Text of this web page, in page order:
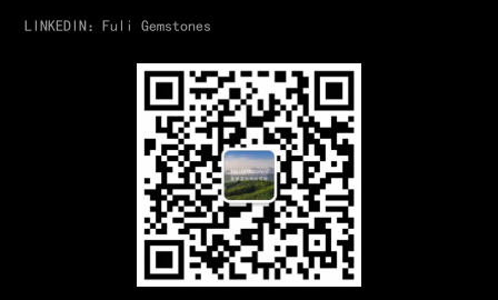
LINKEDIN：Fuli Gemstones